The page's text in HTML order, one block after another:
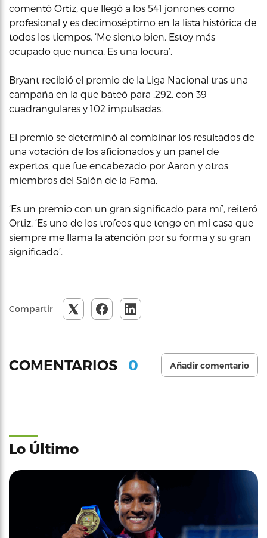
comentó Ortiz, que llegó a los 541 jonrones como
profesional y es decimoséptimo en la lista histórica de
todos los tiempos. ‘Me siento bien. Estoy más
ocupado que nunca. Es una locura’.
Bryant recibió el premio de la Liga Nacional tras una
campaña en la que bateó para .292, con 39
cuadrangulares y 102 impulsadas.
El premio se determinó al combinar los resultados de
una votación de los aficionados y un panel de
expertos, que fue encabezado por Aaron y otros
miembros del Salón de la Fama.
‘Es un premio con un gran significado para mí’, reiteró
Ortiz. ‘Es uno de los trofeos que tengo en mi casa que
siempre me llama la atención por su forma y su gran
significado’.
Compartir
COMENTARIOS 0 Añadir comentario
Lo Último